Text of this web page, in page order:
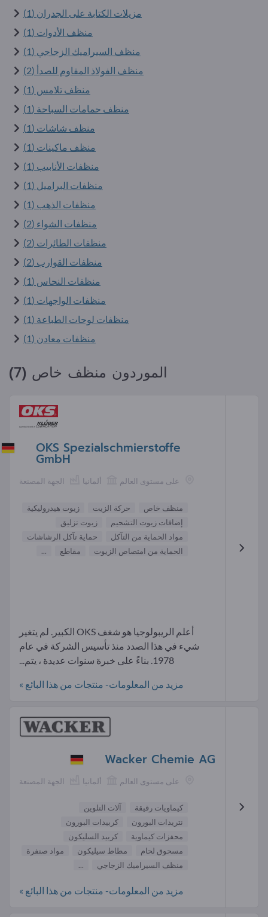
مزيلات الكتابة على الجدران (1)
منظف الأدوات (1)
منظف السيراميك الزجاجي (1)
منظف الفولاذ المقاوم للصدأ (2)
منظف تلامس (1)
منظف حمامات السباحة (1)
منظف شاشات (1)
منظف ماكينات (1)
منظفات الأنابيب (1)
منظفات البراميل (1)
منظفات الذهب (1)
منظفات الشواء (2)
منظفات الطائرات (2)
منظفات القوارب (2)
منظفات النحاس (1)
منظفات الواجهات (1)
منظفات لوحات الطباعة (1)
منظفات ​​معادن (1)
الموردون منظف خاص (7)
OKS Spezialschmierstoffe
GmbH
الجهة المصنعة ألمانيا على مستوى العالم
منظف خاص حركة الزيت
زيوت هيدروليكية
إضافات زيوت التشحيم
زيوت تزليق
مواد الحماية من التآكل
حماية تآكل الرشاشات
الحماية من امتصاص الزيوت
مقاطع ...
أعلم الريبولوجيا هو شغف OKS الكبير. لم يتغير
شيء في هذا الصدد منذ تأسيس الشركة في عام
1978. بناءً على خبرة سنوات عديدة ، يتم...
مزيد من المعلومات- منتجات من هذا البائع »
Wacker Chemie AG
الجهة المصنعة ألمانيا على مستوى العالم
كيماويات رقيقة
آلات التلوين
نتريدات البورون
كربيدات البورون
محفزات كيماوية
كربيد السليكون
مسحوق لحام
مطاط سيليكون
مواد صنفرة
منظف السيراميك الزجاجي
...
مزيد من المعلومات- منتجات من هذا البائع »